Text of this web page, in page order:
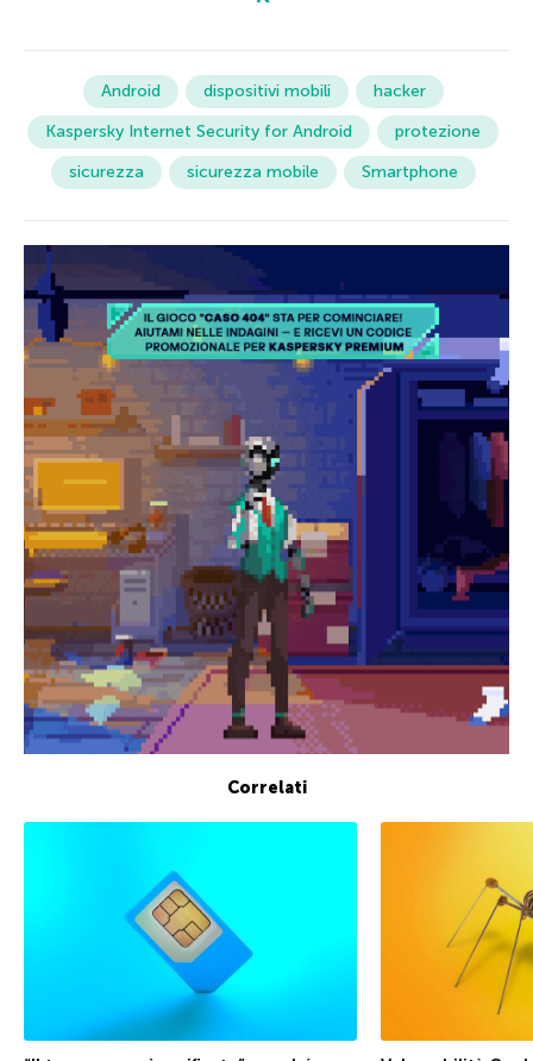
Android dispositivi mobili
hacker
Kaspersky Internet Security for Android
protezione
sicurezza
sicurezza mobile Smartphone
Correlati